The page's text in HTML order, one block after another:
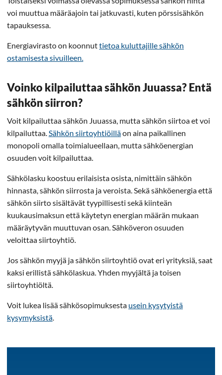
voi muuttua määräajoin tai jatkuvasti, kuten pörssisähkön
tapauksessa.
Energiavirasto on koonnuttietoa kuluttajille sähkön
ostamisesta sivuilleen.
Voinko kilpailuttaa sähkön Juuassa? Entä
sähkön siirron?
Voit kilpailuttaa sähkön Juuassa, mutta sähkön siirtoa et voi
kilpailuttaa.Sähkön siirtoyhtiöilläon aina paikallinen
monopoli omalla toimialueellaan, mutta sähköenergian
osuuden voit kilpailuttaa.
Sähkölasku koostuu erilaisista osista, nimittäin sähkön
hinnasta, sähkön siirrosta ja veroista. Sekä sähköenergia että
sähkön siirto sisältävät tyypillisesti sekä kiinteän
kuukausimaksun että käytetyn energian määrän mukaan
määräytyvän muuttuvan osan. Sähköveron osuuden
veloittaa siirtoyhtiö.
Jos sähkön myyjä ja sähkön siirtoyhtiö ovat eri yrityksiä, saat
kaksi erillistä sähkölaskua. Yhden myyjältä ja toisen
siirtoyhtiöltä.
Voit lukea lisää sähkösopimuksesta usein kysytyistä
kysymyksistä.